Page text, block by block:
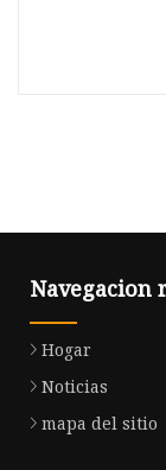
Navegacion
Hogar
Noticias
mapa del sitio